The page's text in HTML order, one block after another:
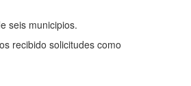
seis municipios.
recibido solicitudes como